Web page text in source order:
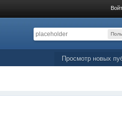
Просмотр новых